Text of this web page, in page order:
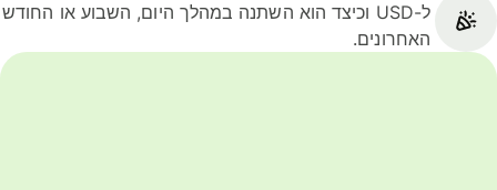
ל-USD וכיצד הוא השתנה במהלך היום, השבוע או החודש
האחרונים.